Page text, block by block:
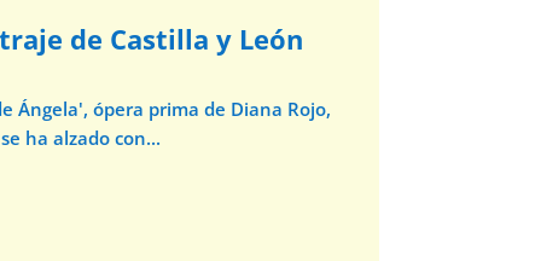
de Castilla y León
Ángela', ópera prima de Diana Rojo,
ha alzado con...